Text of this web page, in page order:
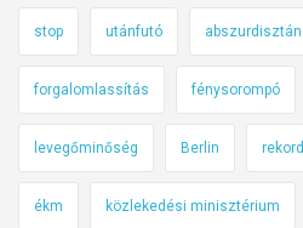
stop utánfutó abszurdisztán
forgalomlassítás fénysorompó
levegőminőség Berlin rekord
ékm közlekedési minisztérium